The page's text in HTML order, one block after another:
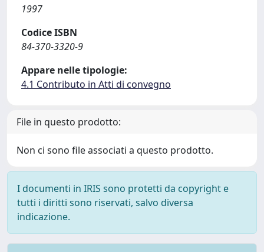
1997
Codice ISBN
84-370-3320-9
Appare nelle tipologie:
4.1 Contributo in Atti di convegno
File in questo prodotto:
Non ci sono file associati a questo prodotto.
I documenti in IRIS sono protetti da copyright e
tutti i diritti sono riservati, salvo diversa
indicazione.